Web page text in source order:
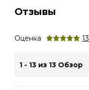
Отзывы
Оценка 13
1 - 13 из 13 Обзор